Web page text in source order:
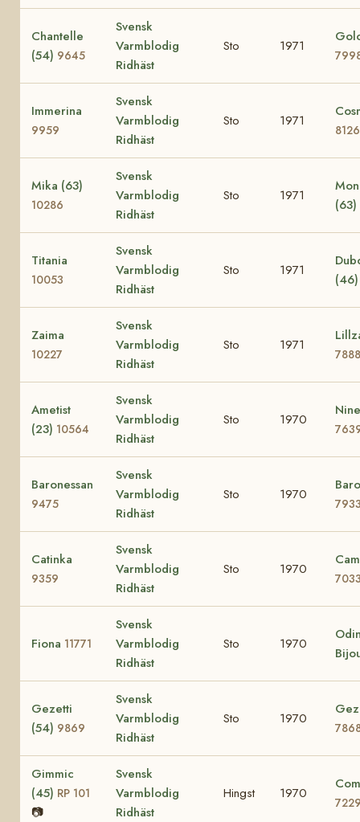
Chantelle
(54) 9645
Svensk
Varmblodig
Ridhäst
Sto 1971
Immerina
9959
Svensk
Varmblodig
Ridhäst
Sto 1971
8126
Mika (63)
10286
Svensk
Varmblodig
Ridhäst
Sto 1971
(63)
Titania
10053
Svensk
Varmblodig
Ridhäst
Sto 1971
Zaima
10227
Svensk
Varmblodig
Ridhäst
Sto 1971
7888
Ametist
(23) 10564
Svensk
Varmblodig
Ridhäst
Sto 1970
Baronessan
9475
Svensk
Varmblodig
Ridhäst
Sto 1970
Catinka
9359
Svensk
Varmblodig
Ridhäst
Sto 1970
Fiona 11771
Svensk
Varmblodig
Ridhäst
Sto 1970
Gezetti
(54) 9869
Svensk
Varmblodig
Ridhäst
Sto 1970
Gimmic
(45) RP 101
📷
Svensk
Varmblodig
Ridhäst
Hingst 1970